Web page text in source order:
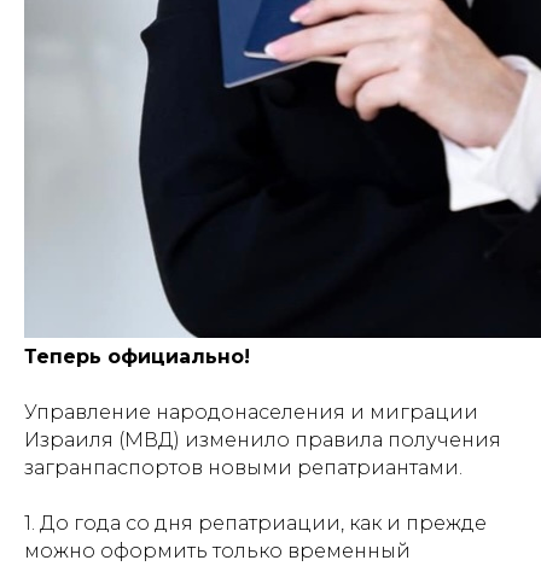
Теперь официально!
Управление народонаселения и миграции
Израиля (МВД) изменило правила получения
загранпаспортов новыми репатриантами.
1. До года со дня репатриации, как и прежде
можно оформить только временный